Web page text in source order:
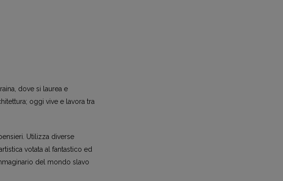
dove si laurea e
oggi vive e lavora tra
Utilizza diverse
votata al fantastico ed
del mondo slavo